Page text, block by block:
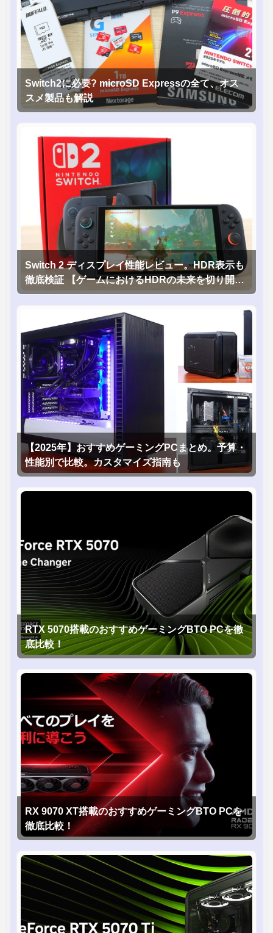
Switch2に必要? microSD Expressの全て、オス
スメ製品も解説
Switch 2 ディスプレイ性能レビュー。HDR表示も
徹底検証 【ゲームにおけるHDRの未来を切り開く
1台！】
【2025年】おすすめゲーミングPCまとめ。予算・
性能別で比較。カスタマイズ指南も
RTX 5070搭載のおすすめゲーミングBTO PCを徹
底比較！
RX 9070 XT搭載のおすすめゲーミングBTO PCを
徹底比較！